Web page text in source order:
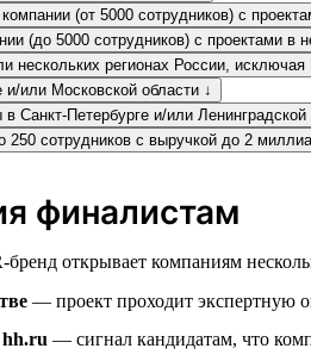
(от 5000 сотрудников) с
(до 5000 сотрудников) с проектами в
регионах России,
или Московской области ↓
Санкт-Петербурге и/или Ленинградской
сотрудников с выручкой до 2
финалистам
открывает компаниям
— проект проходит экспертную
hh.ru — сигнал кандидатам, что